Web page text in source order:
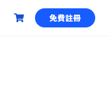
免費註冊